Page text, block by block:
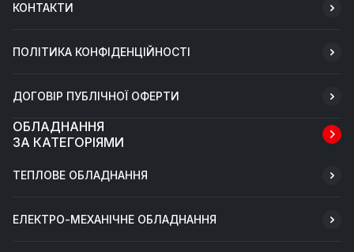
КОНТАКТИ
ПОЛІТИКА КОНФІДЕНЦІЙНОСТІ
ДОГОВІР ПУБЛІЧНОЇ ОФЕРТИ
ОБЛАДНАННЯ
ЗА КАТЕГОРІЯМИ
ТЕПЛОВЕ ОБЛАДНАННЯ
ЕЛЕКТРО-МЕХАНІЧНЕ ОБЛАДНАННЯ